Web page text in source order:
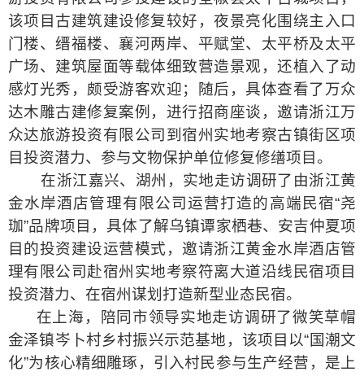
该项目古建筑建设修复较好，夜景亮化围绕主入口
门楼、缙福楼、襄河两岸、平赋堂、太平桥及太平
广场、建筑屋面等载体细致营造景观，还植入了动
感灯光秀，颇受游客欢迎；随后，具体查看了万众
达木雕古建修复案例，进行招商座谈，邀请浙江万
众达旅游投资有限公司到宿州实地考察古镇街区项
目投资潜力、参与文物保护单位修复修缮项目。
在浙江嘉兴、湖州，实地走访调研了由浙江黄
金水岸酒店管理有限公司运营打造的高端民宿“尧
珈”品牌项目，具体了解乌镇谭家栖巷、安吉仲夏项
目的投资建设运营模式，邀请浙江黄金水岸酒店管
理有限公司赴宿州实地考察符离大道沿线民宿项目
投资潜力、在宿州谋划打造新型业态民宿。
在上海，陪同市领导实地走访调研了微笑草帽
金泽镇岑卜村乡村振兴示范基地，该项目以“国潮文
化”为核心精细雕琢，引入村民参与生产经营，是上